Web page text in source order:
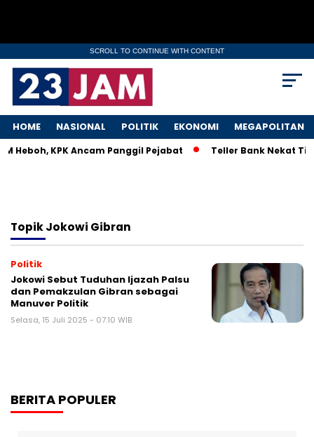
SCROLL TO CONTINUE WITH CONTENT
HOME NASIONAL POLITIK EKONOMI MEGAPOLITAN
Heboh, KPK Ancam Panggil Pejabat Teller Bank Nekat
TopikJokowi Gibran
Politik
Jokowi Sebut Tuduhan Ijazah Palsu
dan Pemakzulan Gibran sebagai
Manuver Politik
Selasa, 15 Juli 2025 - 07:10 WIB
BERITA POPULER